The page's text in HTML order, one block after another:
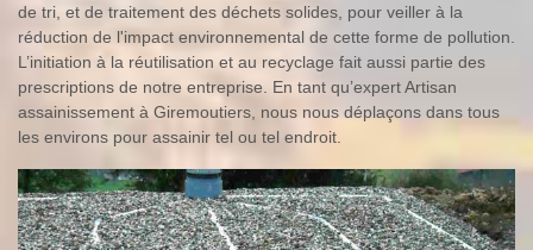
de tri, et de traitement des déchets solides, pour veiller à la
réduction de l'impact environnemental de cette forme de pollution.
L’initiation à la réutilisation et au recyclage fait aussi partie des
prescriptions de notre entreprise. En tant qu’expert Artisan
assainissement à Giremoutiers, nous nous déplaçons dans tous
les environs pour assainir tel ou tel endroit.